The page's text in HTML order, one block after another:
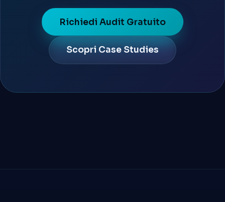
Richiedi Audit Gratuito
Scopri Case Studies